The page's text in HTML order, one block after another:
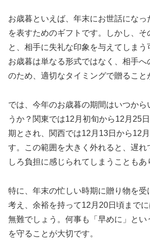
お歳暮といえば、年末にお世話になっ
を表すためのギフトです。しかし、そ
と、相手に失礼な印象を与えてしまう
お歳暮は単なる形式ではなく、相手へ
のため、適切なタイミングで贈ること
では、今年のお歳暮の期間はいつから
うか？関東では12月初旬から12月25
期とされ、関西では12月13日から12
す。この範囲を大きく外れると、遅れ
しろ負担に感じられてしまうこともあ
特に、年末の忙しい時期に贈り物を受
考え、余裕を持って12月20日頃まで
無難でしょう。何事も「早めに」とい
を守ることが大切です。